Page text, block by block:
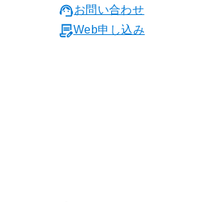
お問い合わせ
Web申し込み